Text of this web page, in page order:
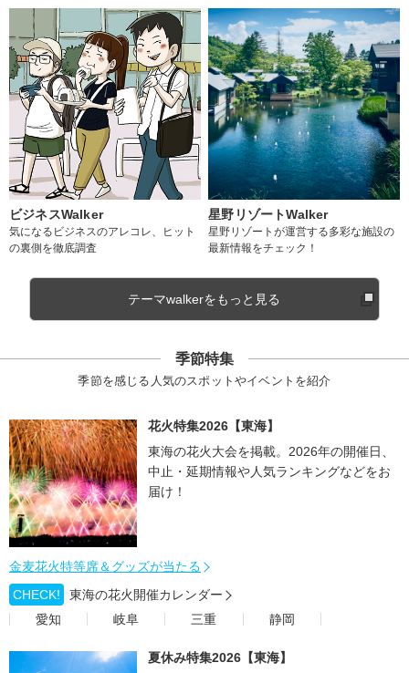
ビジネスWalker
気になるビジネスのアレコレ、ヒット
の裏側を徹底調査
星野リゾートWalker
星野リゾートが運営する多彩な施設の
最新情報をチェック！
テーマwalkerをもっと見る
季節特集
季節を感じる人気のスポットやイベントを紹介
花火特集2026【東海】
東海の花火大会を掲載。2026年の開催日、
中止・延期情報や人気ランキングなどをお
届け！
金麦花火特等席＆グッズが当たる
CHECK!
東海の花火開催カレンダー
愛知
岐阜 三重 静岡
夏休み特集2026【東海】